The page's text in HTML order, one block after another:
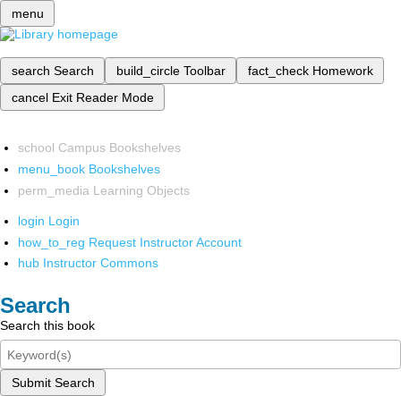
menu
search Search build_circle Toolbar fact_check Homework
cancel Exit Reader Mode
school Campus Bookshelves
menu_book Bookshelves
perm_media Learning Objects
login Login
how_to_reg Request Instructor Account
hub Instructor Commons
Search
Search this book
Submit Search